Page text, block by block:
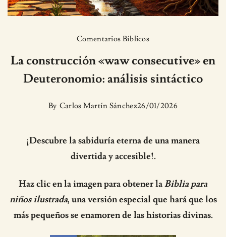
Comentarios Bíblicos
La construcción «waw consecutive» en
Deuteronomio: análisis sintáctico
By Carlos Martín Sánchez26/01/2026
¡Descubre la sabiduría eterna de una manera
divertida y accesible!.
Haz clic en la imagen para obtener laBiblia para
niños ilustrada, una versión especial que hará que los
más pequeños se enamoren de las historias divinas.